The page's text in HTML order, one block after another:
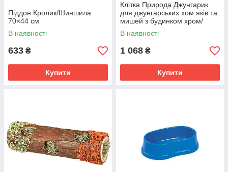
Піддон Кролик/Шиншила
70×44 см
В наявності
633 ₴
Купити
Клітка Природа Джунгарик
для джунгарських хом яків та
мишей з будинком хром/
бежева 30x20x24 см
В наявності
1 068 ₴
Купити